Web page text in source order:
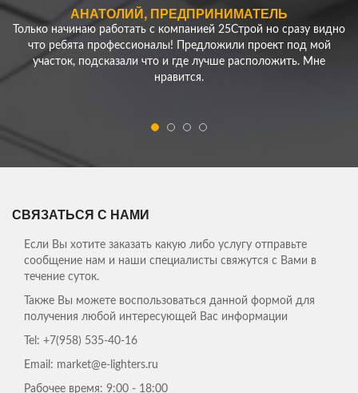
АНАТОЛИЙ, ПРЕДПРИНИМАТЕЛЬ
Только начинаю работать с компанией 25Строй но сразу видно
что ребята профессионалы! Предложили проект под мой
участок, подсказали что и где лучше расположить. Мне
нравится.
Нужно было сделать ограду для моего участка - скорость
Спасибо!
Сбылись мои мечты, теперь мы живем в собственном доме, на
свежем воздухе! Спасибо Вам ребята!
Мы давно с мужем планировали переехать из
ничего не понимали и обратились к
специалистам из 25Строй. Здесь нам сделали
все просто на "отлично"! Никаких зажержек,
плане. Большое спасибо!
ЕВГЕНИЙ
СВЯЗАТЬСЯ С НАМИ
Если Вы хотите заказать какую либо услугу отправьте
сообщение нам и наши специалисты свяжутся с Вами в
течение суток.
Также Вы можете воспользоваться данной формой для
получения любой интересующей Вас информации
Tel: +7(958) 535-40-16
Email: market@e-lighters.ru
Рабочее время: 9:00 - 18:00